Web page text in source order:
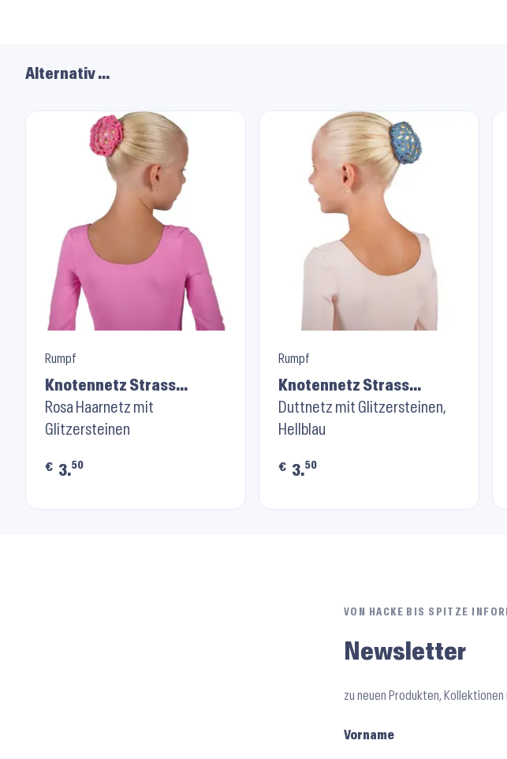
Alternativ …
Rumpf
Knotennetz Strass
RU8007 ⬝ Pink
Rosa Haarnetz mit
Glitzersteinen
€ 3.50
Rumpf
Knotennetz Strass
RU8007 ⬝ Light Blue
Duttnetz mit Glitzersteinen,
Hellblau
€ 3.50
VON HACKE BIS SPITZE
Newsletter
zu neuen Produkten,
Vorname